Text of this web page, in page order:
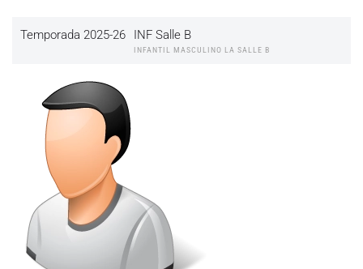
Temporada 2025-26 INF Salle B
INFANTIL MASCULINO LA SALLE B